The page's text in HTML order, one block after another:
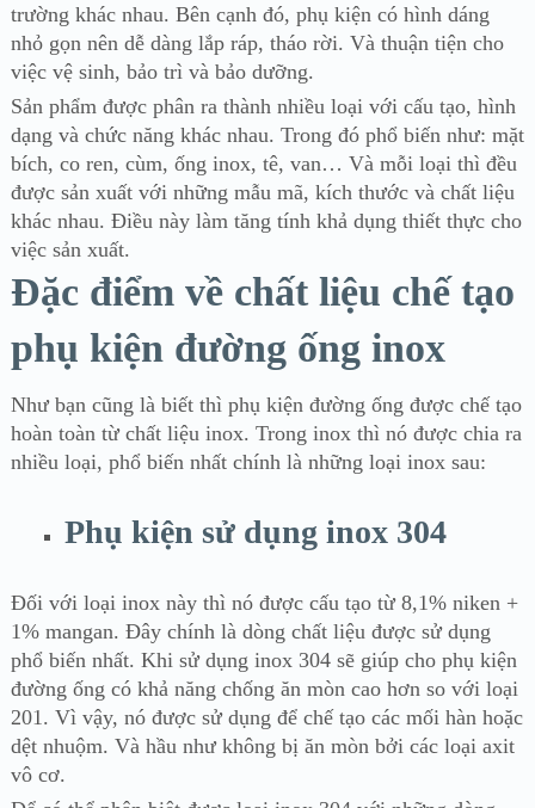
trường khác nhau. Bên cạnh đó, phụ kiện có hình dáng
nhỏ gọn nên dễ dàng lắp ráp, tháo rời. Và thuận tiện cho
việc vệ sinh, bảo trì và bảo dưỡng.
Sản phẩm được phân ra thành nhiều loại với cấu tạo, hình
dạng và chức năng khác nhau. Trong đó phổ biến như: mặt
bích, co ren, cùm, ống inox, tê, van… Và mỗi loại thì đều
được sản xuất với những mẫu mã, kích thước và chất liệu
khác nhau. Điều này làm tăng tính khả dụng thiết thực cho
việc sản xuất.
Đặc điểm về chất liệu chế tạo
phụ kiện đường ống inox
Như bạn cũng là biết thì phụ kiện đường ống được chế tạo
hoàn toàn từ chất liệu inox. Trong inox thì nó được chia ra
nhiều loại, phổ biến nhất chính là những loại inox sau:
Phụ kiện sử dụng inox 304
Đối với loại inox này thì nó được cấu tạo từ 8,1% niken +
1% mangan. Đây chính là dòng chất liệu được sử dụng
phổ biến nhất. Khi sử dụng inox 304 sẽ giúp cho phụ kiện
đường ống có khả năng chống ăn mòn cao hơn so với loại
201. Vì vậy, nó được sử dụng để chế tạo các mối hàn hoặc
dệt nhuộm. Và hầu như không bị ăn mòn bởi các loại axit
vô cơ.